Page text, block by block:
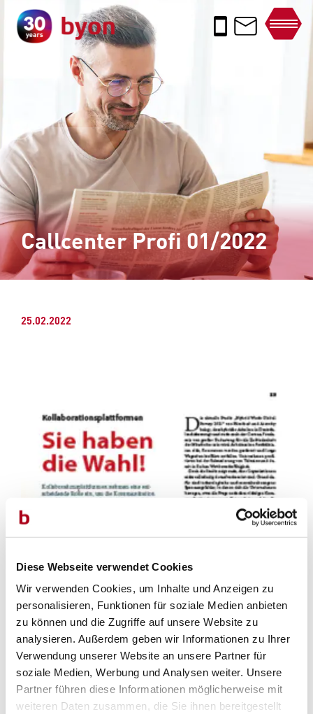
Diese Webseite verwendet Cookies
Wir verwenden Cookies, um Inhalte und Anzeigen zu
personalisieren, Funktionen für soziale Medien anbieten
zu können und die Zugriffe auf unsere Website zu
analysieren. Außerdem geben wir Informationen zu Ihrer
Verwendung unserer Website an unsere Partner für
soziale Medien, Werbung und Analysen weiter. Unsere
Partner führen diese Informationen möglicherweise mit
weiteren Daten zusammen, die Sie ihnen bereitgestellt
Callcenter Profi 01/2022
25.02.2022